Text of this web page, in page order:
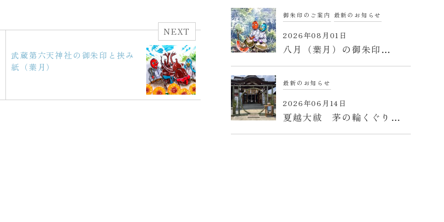
NEXT
武蔵第六天神社の御朱印と挟み
紙（葉月）
御朱印のご案内 最新のお知らせ
2026年08月01日
八月（葉月）の御朱印…
最新のお知らせ
2026年06月14日
夏越大祓 茅の輪くぐり…